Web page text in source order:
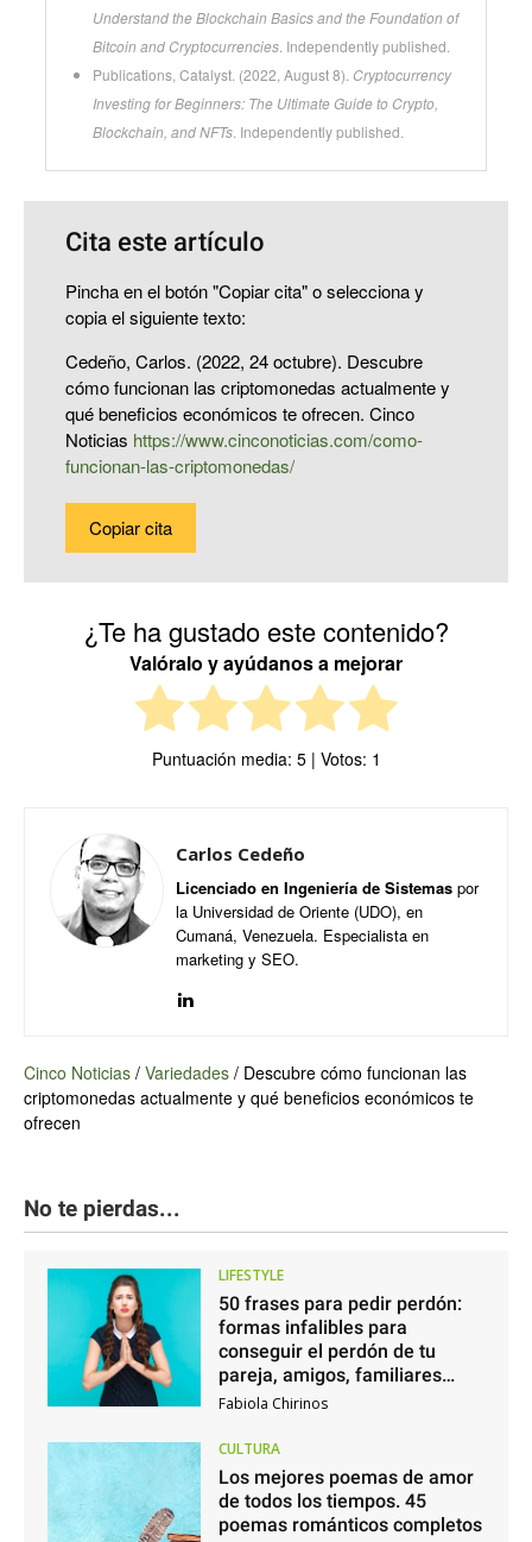
Understand the Blockchain Basics and the Foundation of
Bitcoin and Cryptocurrencies . Independently published.
Publications, Catalyst. (2022, August 8). Cryptocurrency
Investing for Beginners: The Ultimate Guide to Crypto,
Blockchain, and NFTs . Independently published.
Cita este artículo
Pincha en el botón "Copiar cita" o selecciona y
copia el siguiente texto:
Cedeño, Carlos. (2022, 24 octubre). Descubre
cómo funcionan las criptomonedas actualmente y
qué beneficios económicos te ofrecen. Cinco
Noticias https://www.cinconoticias.com/como-
funcionan-las-criptomonedas/
Copiar cita
¿Te ha gustado este contenido?
Valóralo y ayúdanos a mejorar
Puntuación media: 5| Votos: 1
Carlos Cedeño
Licenciado en Ingeniería de Sistemas por
la Universidad de Oriente (UDO), en
Cumaná, Venezuela. Especialista en
marketing y SEO.
Cinco Noticias / Variedades / Descubre cómo funcionan las
criptomonedas actualmente y qué beneficios económicos te
ofrecen
No te pierdas...
LIFESTYLE
50 frases para pedir perdón:
formas infalibles para
conseguir el perdón de tu
pareja, amigos, familiares…
Fabiola Chirinos
CULTURA
Los mejores poemas de amor
de todos los tiempos. 45
poemas románticos completos